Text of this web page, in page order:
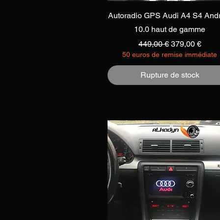
Aperçu rapide
Autoradio GPS Audi A4 S4
10.0 haut de gamme
Prix original
449,00 € Prix
379,00 €
50 euros de remise immédiate
Rupture de stock